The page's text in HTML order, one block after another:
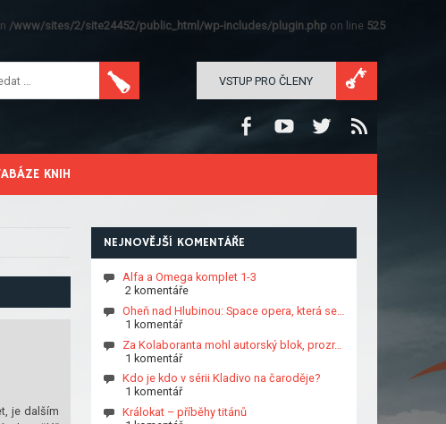
/www/sites/2/site24452/public_html/wp-includes/plugin.php on line 525
VSTUP PRO ČLENY
KNIH
je dalším
NEJNOVĚJŠÍ KOMENTÁŘE
Alfa a Omega komplet 1-3
2 komentáře
Oheň nad Hlubinou: Space opera, která se…
1 komentář
Za Kolaboranta mohl autorský blok, prozr…
1 komentář
Kdo je kdo v sérii Kladivo na čaroděje?
1 komentář
Králokat – příběhy titánů